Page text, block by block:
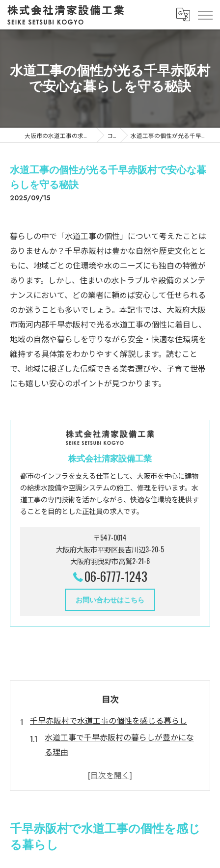
水道工事の個性が光る千早赤阪村
で安心な暮らしを守る秘訣
コラム 水道工事の個性が光る千早赤阪村で安心な暮らしを守る秘訣
水道工事の個性が光る千早赤阪村で安心な暮
らしを守る秘訣
2025/09/15
暮らしの中で「水道工事の個性」について考えたことは
ありませんか？千早赤阪村は豊かな自然や歴史文化とと
もに、地域ごとの住環境や水のニーズにも独自の特徴が
あります。しかし、住まいの水トラブルや設備のメンテ
ナンスにおいて、どの業者に頼めば安心して任せられる
のか迷うことも多いでしょう。本記事では、大阪府大阪
市南河内郡千早赤阪村で光る水道工事の個性に着目し、
地域の自然や暮らしを守りながら安全・快適な住環境を
維持する具体策をわかりやすく解説します。読むこと
で、地域に根ざした信頼できる業者選びや、子育て世帯
にも嬉しい安心のポイントが見つかります。
株式会社清家設備工業
都市のインフラを支える仕事として、大阪市を中心に建物
の給排水設備や空調システムの施工、修理を行います。水
道工事の専門技術を活かしながら、快適な住環境を提供す
ることを目的とした正社員の求人です。
〒547-0014
大阪府大阪市平野区長吉川辺3-20-5
大阪府羽曳野市高鷲2-21-6
06-6777-1243
お問い合わせはこちら
目次
千早赤阪村で水道工事の個性を感じる暮らし
水道工事で千早赤阪村の暮らしが豊かにな
る理由
地域の個性を映す水道工事の工夫とは
水道工事が支える自然と調和した生活
個性的な水道工事で守る快適な毎日
千早赤阪村で水道工事の個性を感じ
る暮らし